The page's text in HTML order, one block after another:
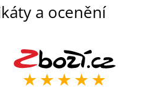
a ocenění